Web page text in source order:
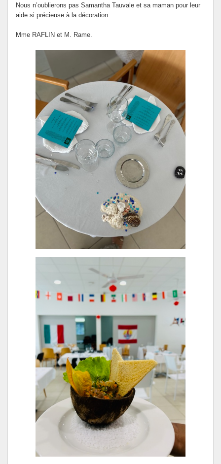
Nous n’oublierons pas Samantha Tauvale et sa maman pour leur
aide si précieuse à la décoration.
Mme RAFLIN et M. Rame.